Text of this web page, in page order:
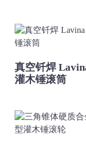
真空钎焊
灌木锤滚筒